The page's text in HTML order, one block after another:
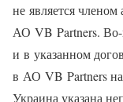
не является членом
АО VB Partners.
и в указанном
в АО VB Partners
Украина указана